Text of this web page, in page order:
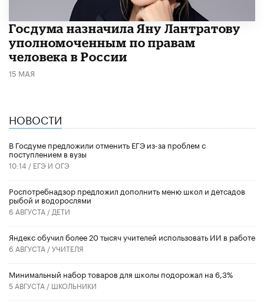
Госдума назначила Яну Лантратову
уполномоченным по правам
человека в России
15 МАЯ
НОВОСТИ
В Госдуме предложили отменить ЕГЭ из-за проблем с
поступлением в вузы
10:14 / ЕГЭ И ОГЭ
Роспотребнадзор предложил дополнить меню школ и детсадов
рыбой и водорослями
6 АВГУСТА / ДЕТИ
​Яндекс обучил более 20 тысяч учителей использовать ИИ в работе
6 АВГУСТА /УЧИТЕЛЯ
Минимальный набор товаров для школы подорожал на 6,3%
5 АВГУСТА / ШКОЛЬНИКИ